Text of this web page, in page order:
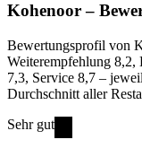
Kohenoor–
Bewertungsprofil von
Weiterempfehlung 8,2,
7,3, Service 8,7 –
Durchschnitt aller
Sehr gut